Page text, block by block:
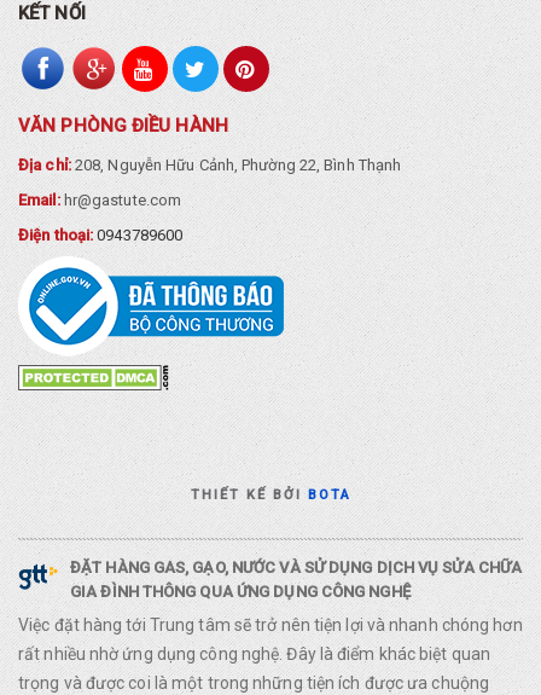
KẾT NỐI
VĂN PHÒNG ĐIỀU HÀNH
Địa chỉ:208, Nguyễn Hữu Cảnh, Phường 22, Bình Thạnh
Email: hr@gastute.com
Điện thoại:0943789600
THIẾT KẾ BỞIBOTA
ĐẶT HÀNG GAS, GẠO, NƯỚC VÀ SỬ DỤNG DỊCH VỤ SỬA CHỮA
GIA ĐÌNH THÔNG QUA ỨNG DỤNG CÔNG NGHỆ
Việc đặt hàng tới Trung tâm sẽ trở nên tiện lợi và nhanh chóng hơn
rất nhiều nhờ ứng dụng công nghệ. Đây là điểm khác biệt quan
trọng và được coi là một trong những tiện ích được ưa chuộng